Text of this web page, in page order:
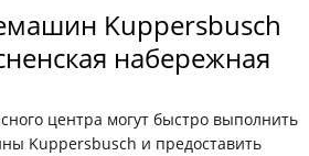
Kuppersbusch
набережная
центра могут быстро выполнить
Kuppersbusch и предоставить